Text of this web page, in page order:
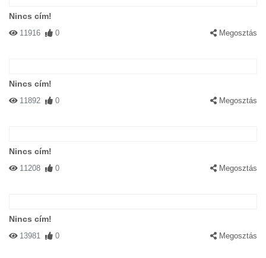
Nincs cím!
11916 0 Megosztás
Nincs cím!
11892 0 Megosztás
Nincs cím!
11208 0 Megosztás
Nincs cím!
13981 0 Megosztás